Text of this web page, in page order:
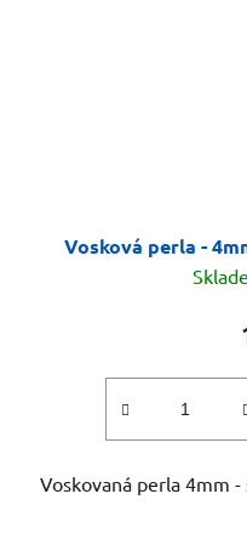
Vosková perla -
Voskovaná perla 4mm